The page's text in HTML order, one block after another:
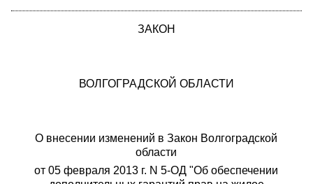
ЗАКОН
ВОЛГОГРАДСКОЙ ОБЛАСТИ
О внесении изменений в Закон Волгоградской
области
от 05 февраля 2013 г. N 5-ОД "Об обеспечении